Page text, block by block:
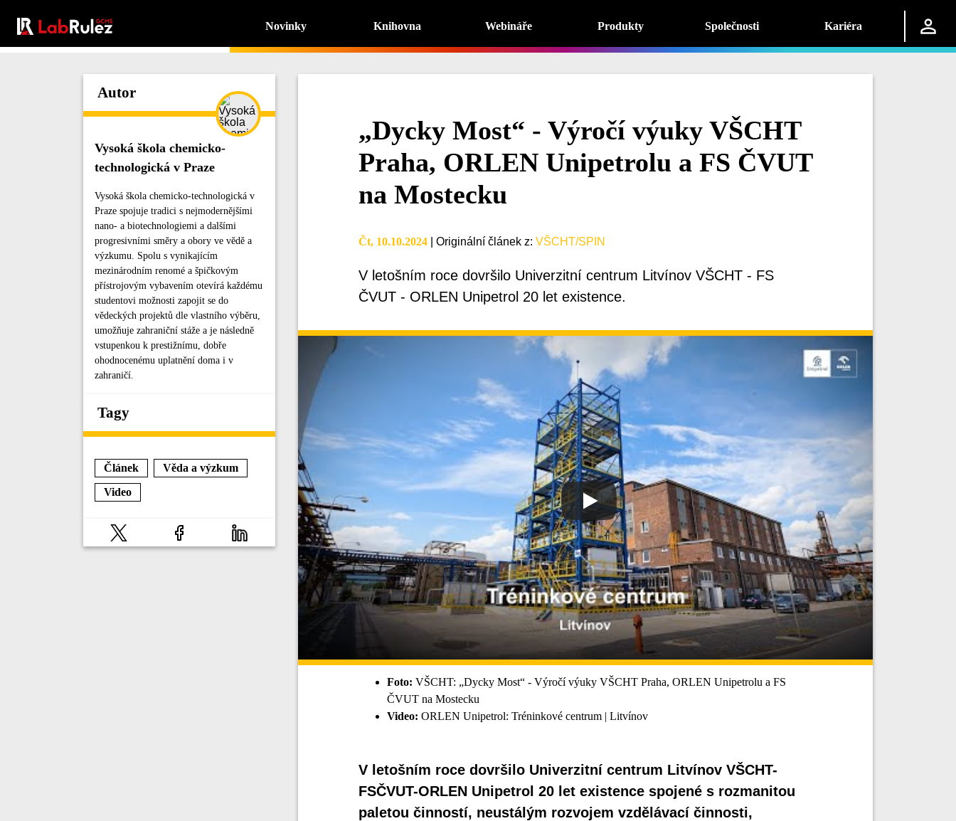
Novinky Knihovna Webináře Produkty Společnosti Kariéra
Autor
Vysoká škola chemicko-
technologická v Praze
Vysoká škola chemicko-technologická v
Praze spojuje tradici s nejmodernějšími
nano- a biotechnologiemi a dalšími
progresivními směry a obory ve vědě a
výzkumu. Spolu s vynikajícím
mezinárodním renomé a špičkovým
přístrojovým vybavením otevírá každému
studentovi možnosti zapojit se do
vědeckých projektů dle vlastního výběru,
umožňuje zahraniční stáže a je následně
vstupenkou k prestižnímu, dobře
ohodnocenému uplatnění doma i v
zahraničí.
Tagy
Článek
Věda a výzkum
Video
„Dycky Most“ - Výročí výuky VŠCHT
Praha, ORLEN Unipetrolu a FS ČVUT
na Mostecku
Čt, 10.10.2024 Originální článek z: VŠCHT/SPIN
V letošním roce dovršilo Univerzitní centrum Litvínov VŠCHT - FS
ČVUT - ORLEN Unipetrol 20 let existence.
Foto: VŠCHT: „Dycky Most“ - Výročí výuky VŠCHT Praha, ORLEN Unipetrolu a FS
ČVUT na Mostecku
Video: ORLEN Unipetrol: Tréninkové centrum | Litvínov
V letošním roce dovršilo Univerzitní centrum Litvínov VŠCHT-
FSČVUT-ORLEN Unipetrol 20 let existence spojené s rozmanitou
paletou činností, neustálým rozvojem vzdělávací činnosti,